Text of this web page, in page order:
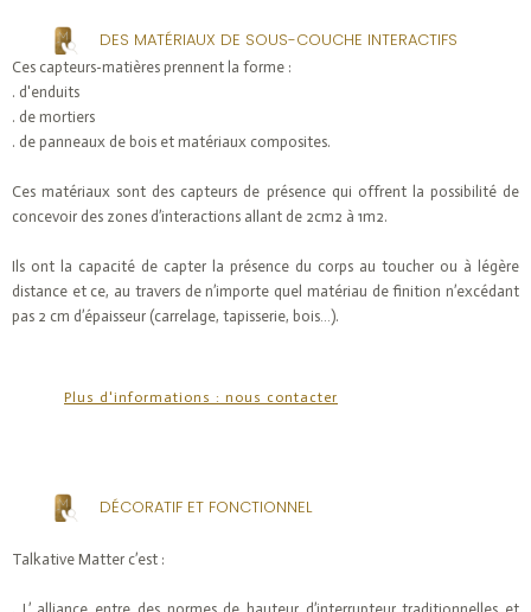
DES MATÉRIAUX DE SOUS-COUCHE INTERACTIFS
Ces capteurs-matières prennent la forme :
. d'enduits
. de mortiers
. de panneaux de bois et matériaux composites.
Ces matériaux sont des capteurs de présence qui offrent la possibilité de
concevoir des zones d’interactions allant de 2cm2 à 1m2.
Ils ont la capacité de capter la présence du corps au toucher ou à légère
distance et ce, au travers de n’importe quel matériau de finition n’excédant
pas 2 cm d’épaisseur (carrelage, tapisserie, bois…).
Plus d'informations : nous contacter
DÉCORATIF ET FONCTIONNEL
Talkative Matter c’est :